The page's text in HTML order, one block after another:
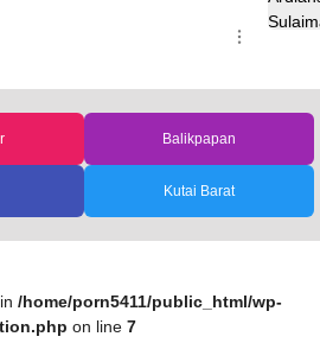
Balikpapan
Kutai Barat
/home/porn5411/public_html/wp-
on line 7